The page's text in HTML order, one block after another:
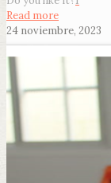
Read more
24 noviembre, 2023